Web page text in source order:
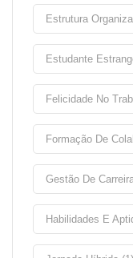
Estrutura
Estudante
Felicidade No
Formação De
Gestão De
Habilidades E